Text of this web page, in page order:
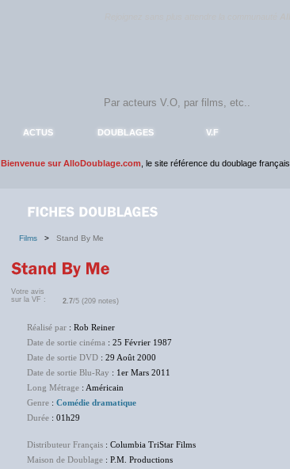
ACTUS DOUBLAGES V.F
Bienvenue sur AlloDoublage.com , le site référence du doublage français.
Films > Stand By Me
Votre avis
sur la VF :
2.7/5 (209 notes)
Réalisé par : Rob Reiner
Date de sortie cinéma : 25 Février 1987
Date de sortie DVD : 29 Août 2000
Date de sortie Blu-Ray : 1er Mars 2011
Long Métrage : Américain
Genre : Comédie dramatique
Durée : 01h29
Distributeur Français : Columbia TriStar Films
Maison de Doublage : P.M. Productions